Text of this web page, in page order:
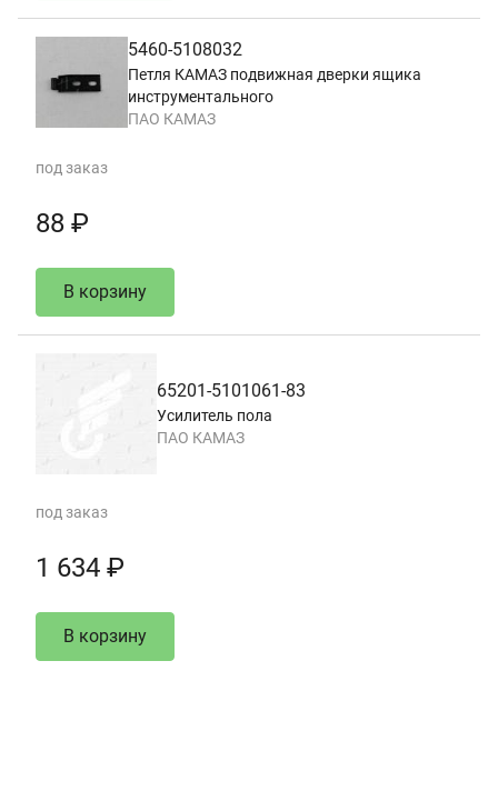
5460-5108032
Петля КАМАЗ подвижная дверки ящика
инструментального
ПАО КАМАЗ
под заказ
88 ₽
В корзину
65201-5101061-83
Усилитель пола
ПАО КАМАЗ
под заказ
1 634 ₽
В корзину